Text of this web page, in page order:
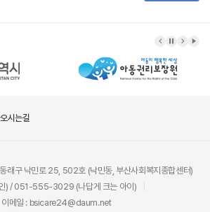
시는길
래구 낙민로 25, 502호 (낙민동, 부산사회복지종합센터)
/ 051-555-3029 (나답게 크는 아이)
이메일 : bsicare24@daum.net